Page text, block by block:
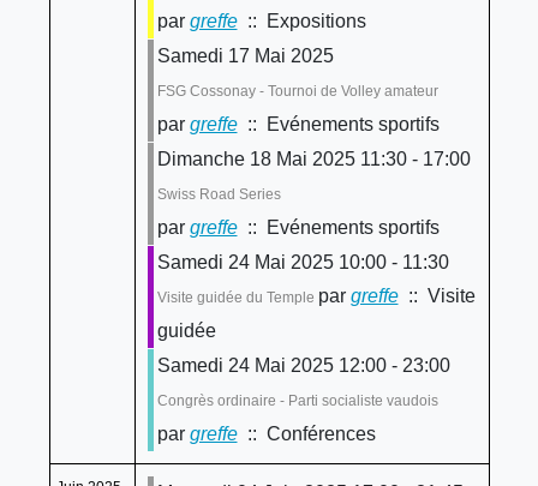
par greffe:: Expositions
Samedi 17 Mai 2025
FSG Cossonay - Tournoi de Volley amateur
par greffe:: Evénements sportifs
Dimanche 18 Mai 2025 11:30 - 17:00
Swiss Road Series
par greffe:: Evénements sportifs
Samedi 24 Mai 2025 10:00 - 11:30
Visite guidée du Temple par greffe:: Visite
guidée
Samedi 24 Mai 2025 12:00 - 23:00
Congrès ordinaire - Parti socialiste vaudois
par greffe:: Conférences